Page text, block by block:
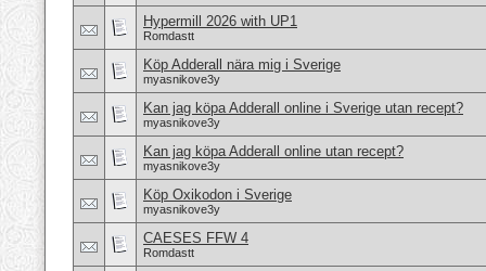
Hypermill 2026 with UP1
Romdastt
Köp Adderall nära mig i Sverige
myasnikove3y
Kan jag köpa Adderall online i Sverige utan recept?
myasnikove3y
Kan jag köpa Adderall online utan recept?
myasnikove3y
Köp Oxikodon i Sverige
myasnikove3y
CAESES FFW 4
Romdastt